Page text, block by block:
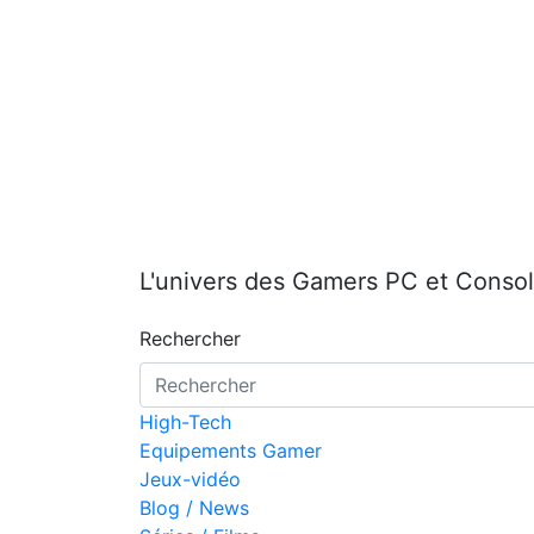
L'univers des Gamers PC et
Rechercher
High-Tech
Equipements Gamer
Jeux-vidéo
Blog / News